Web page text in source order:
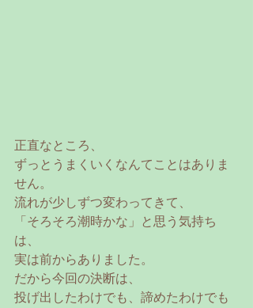
正直なところ、
ずっとうまくいくなんてことはありま
せん。
流れが少しずつ変わってきて、
「そろそろ潮時かな」と思う気持ち
は、
実は前からありました。
だから今回の決断は、
投げ出したわけでも、諦めたわけでも